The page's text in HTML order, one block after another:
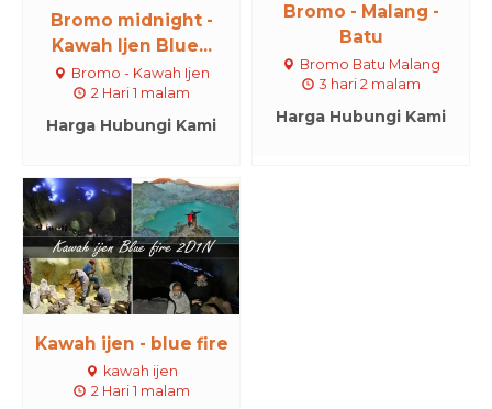
Bromo midnight -
Kawah Ijen Blue...
Bromo - Kawah Ijen
2 Hari 1 malam
Harga Hubungi Kami
Bromo - Malang -
Batu
Bromo Batu Malang
3 hari 2 malam
Harga Hubungi Kami
Kawah ijen - blue fire
kawah ijen
2 Hari 1 malam